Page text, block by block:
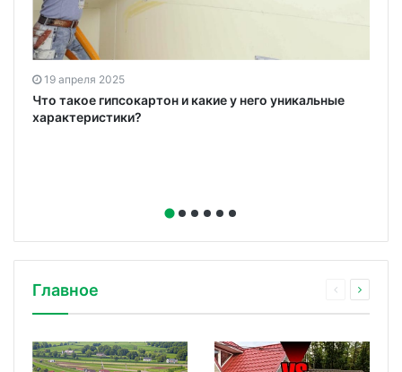
19 апреля 2025
Что такое гипсокартон и какие у него уникальные
характеристики?
Главное